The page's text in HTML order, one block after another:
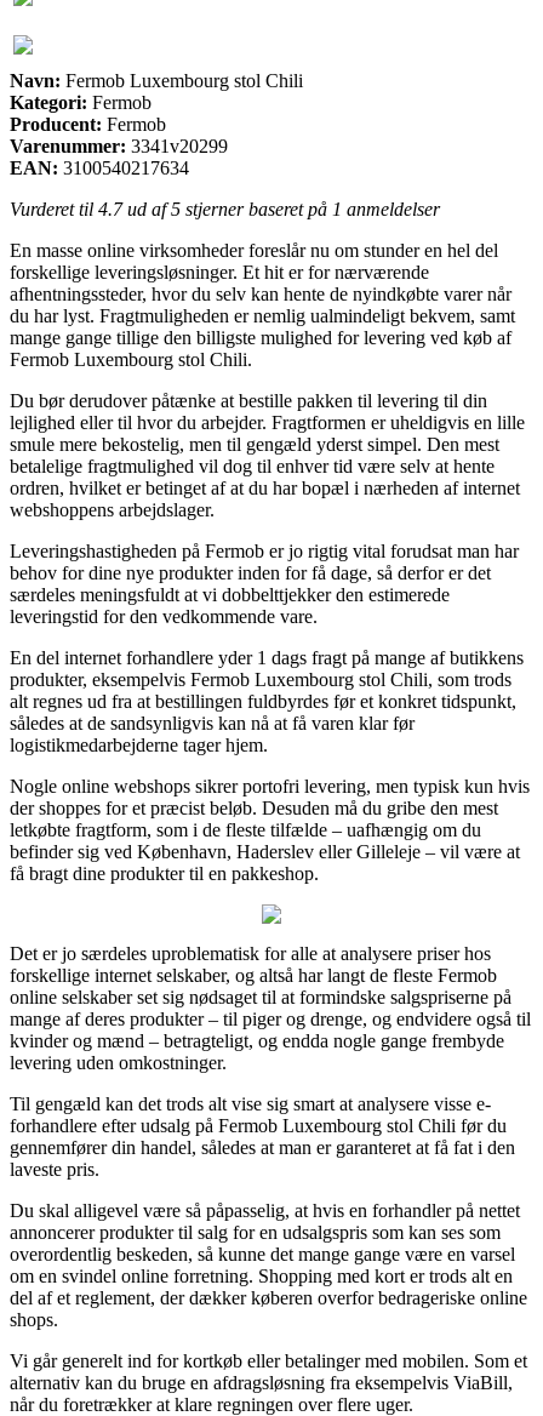
Navn: Fermob Luxembourg stol Chili
Kategori: Fermob
Producent: Fermob
Varenummer: 3341v20299
EAN: 3100540217634
Vurderet til 4.7ud af 5 stjerner baseret på 1 anmeldelser
En masse online virksomheder foreslår nu om stunder en hel del
forskellige leveringsløsninger. Et hit er for nærværende
afhentningssteder, hvor du selv kan hente de nyindkøbte varer når
du har lyst. Fragtmuligheden er nemlig ualmindeligt bekvem, samt
mange gange tillige den billigste mulighed for levering ved køb af
Fermob Luxembourg stol Chili.
Du bør derudover påtænke at bestille pakken til levering til din
lejlighed eller til hvor du arbejder. Fragtformen er uheldigvis en lille
smule mere bekostelig, men til gengæld yderst simpel. Den mest
betalelige fragtmulighed vil dog til enhver tid være selv at hente
ordren, hvilket er betinget af at du har bopæl i nærheden af internet
webshoppens arbejdslager.
Leveringshastigheden på Fermob er jo rigtig vital forudsat man har
behov for dine nye produkter inden for få dage, så derfor er det
særdeles meningsfuldt at vi dobbelttjekker den estimerede
leveringstid for den vedkommende vare.
En del internet forhandlere yder 1 dags fragt på mange af butikkens
produkter, eksempelvis Fermob Luxembourg stol Chili, som trods
alt regnes ud fra at bestillingen fuldbyrdes før et konkret tidspunkt,
således at de sandsynligvis kan nå at få varen klar før
logistikmedarbejderne tager hjem.
Nogle online webshops sikrer portofri levering, men typisk kun hvis
der shoppes for et præcist beløb. Desuden må du gribe den mest
letkøbte fragtform, som i de fleste tilfælde – uafhængig om du
befinder sig ved København, Haderslev eller Gilleleje – vil være at
få bragt dine produkter til en pakkeshop.
Det er jo særdeles uproblematisk for alle at analysere priser hos
forskellige internet selskaber, og altså har langt de fleste Fermob
online selskaber set sig nødsaget til at formindske salgspriserne på
mange af deres produkter – til piger og drenge, og endvidere også til
kvinder og mænd – betragteligt, og endda nogle gange frembyde
levering uden omkostninger.
Til gengæld kan det trods alt vise sig smart at analysere visse e-
forhandlere efter udsalg på Fermob Luxembourg stol Chili før du
gennemfører din handel, således at man er garanteret at få fat i den
laveste pris.
Du skal alligevel være så påpasselig, at hvis en forhandler på nettet
annoncerer produkter til salg for en udsalgspris som kan ses som
overordentlig beskeden, så kunne det mange gange være en varsel
om en svindel online forretning. Shopping med kort er trods alt en
del af et reglement, der dækker køberen overfor bedrageriske online
shops.
Vi går generelt ind for kortkøb eller betalinger med mobilen. Som et
alternativ kan du bruge en afdragsløsning fra eksempelvis ViaBill,
når du foretrækker at klare regningen over flere uger.